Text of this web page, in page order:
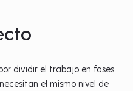
dividir el trabajo en fases
el mismo nivel de